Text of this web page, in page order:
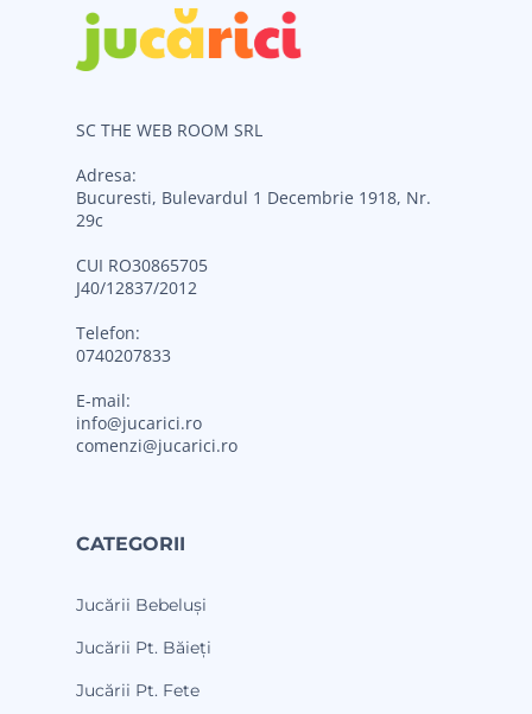
SC THE WEB ROOM SRL
Adresa:
Bucuresti, Bulevardul 1 Decembrie 1918, Nr.
29c
CUI RO30865705
J40/12837/2012
Telefon:
0740207833
E-mail:
info@jucarici.ro
comenzi@jucarici.ro
CATEGORII
Jucării Bebeluși
Jucării Pt. Băieți
Jucării Pt. Fete